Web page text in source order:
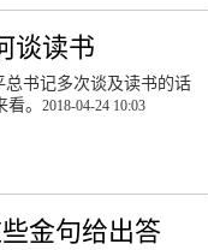
谈读书
总书记多次谈及读书的话
看。2018-04-24 10:03
金句给出答